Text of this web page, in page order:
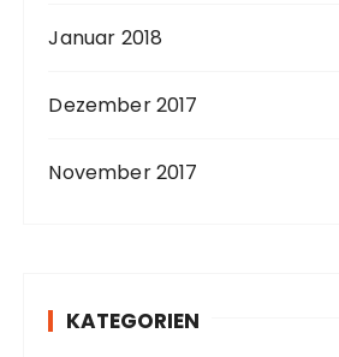
Januar 2018
Dezember 2017
November 2017
KATEGORIEN